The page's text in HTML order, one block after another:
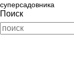
суперсадовника
Поиск